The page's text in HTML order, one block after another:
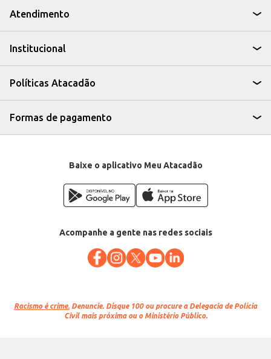
Atendimento
Institucional
Políticas Atacadão
Formas de pagamento
Baixe o aplicativo Meu Atacadão
Acompanhe a gente nas redes sociais
Racismo é crime. Denuncie. Disque 100 ou procure a Delegacia de Polícia
Civil mais próxima ou o Ministério Público.